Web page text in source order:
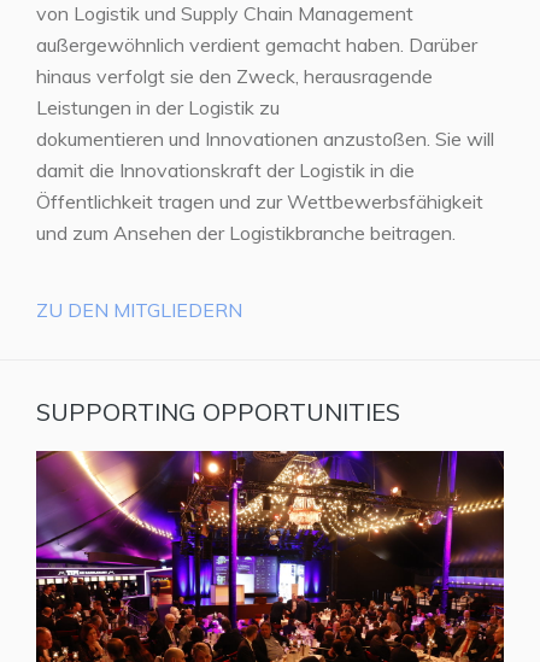
von Logistik und Supply Chain Management
außergewöhnlich verdient gemacht haben. Darüber
hinaus verfolgt sie den Zweck, herausragende
Leistungen in der Logistik zu
dokumentieren und Innovationen anzustoßen. Sie will
damit die Innovationskraft der Logistik in die
Öffentlichkeit tragen und zur Wettbewerbsfähigkeit
und zum Ansehen der Logistikbranche beitragen.
ZU DEN MITGLIEDERN
SUPPORTING OPPORTUNITIES